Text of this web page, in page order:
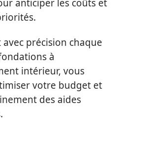
anticiper les coûts et
précision chaque
à
intérieur, vous
votre budget et
des aides